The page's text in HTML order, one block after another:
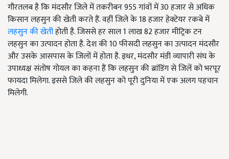
गौरतलब है कि मंदसौर जिले में तकरीबन 955 गांवों में 30 हजार से अधिक
किसान लहसुन की खेती करते हैं. वहीं जिले के 18 हजार हेक्टेयर रकबे में
लहसुन की खेतीहोती है. जिससे हर साल 1 लाख 82 हजार मीट्रिक टन
लहसुन का उत्पादन होता है. देश की 10 फीसदी लहसुन का उत्पादन मंदसौर
और उसके आसपास के जिलों में होता है. इधर, मंदसौर मंडी व्यापारी संघ के
उपाध्यक्ष संतोष गोयल का कहना हैं कि लहसुन की ब्रांडिंग से जिलें को भरपूर
फायदा मिलेगा. इससे जिले की लहसुन को पूरी दुनिया में एक अलग पहचान
मिलेगी.